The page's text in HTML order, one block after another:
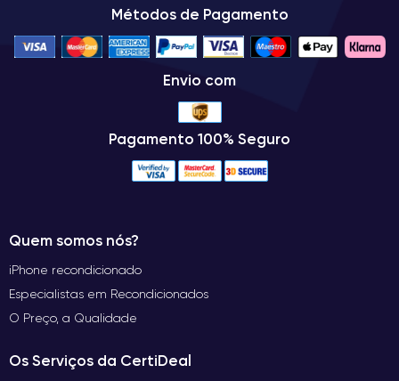
Métodos de Pagamento
Envio com
Pagamento 100% Seguro
Quem somos nós?
iPhone recondicionado
Especialistas em Recondicionados
O Preço, a Qualidade
Os Serviços da CertiDeal